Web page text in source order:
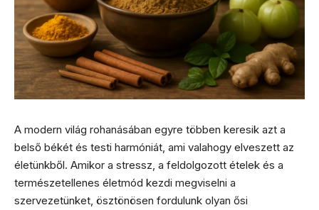
A modern világ rohanásában egyre többen keresik azt a
belső békét és testi harmóniát, ami valahogy elveszett az
életünkből. Amikor a stressz, a feldolgozott ételek és a
természetellenes életmód kezdi megviselni a
szervezetünket, ösztönösen fordulunk olyan ősi